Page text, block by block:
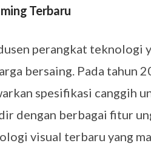
Terbaru
perangkat teknologi
bersaing. Pada tahun
spesifikasi canggih
dengan berbagai fitur
visual terbaru yang